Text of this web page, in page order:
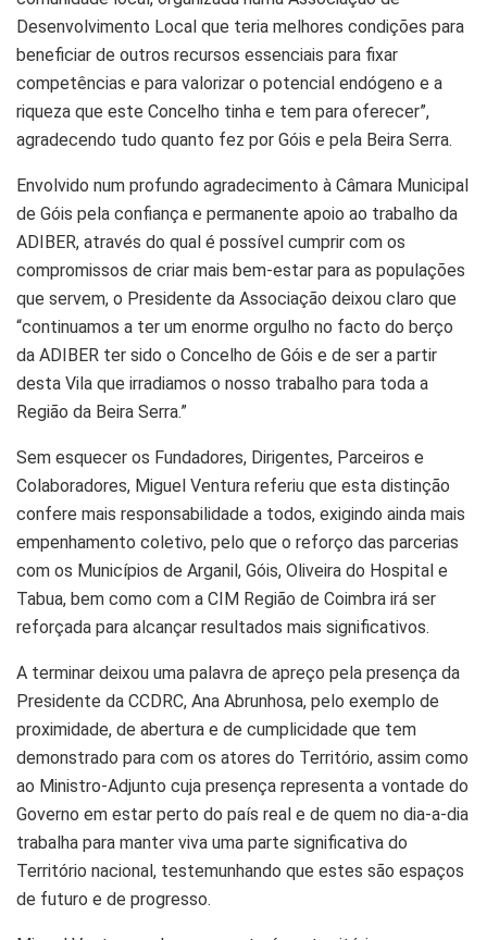
Desenvolvimento Local que teria melhores condições para
beneficiar de outros recursos essenciais para fixar
competências e para valorizar o potencial endógeno e a
riqueza que este Concelho tinha e tem para oferecer”,
agradecendo tudo quanto fez por Góis e pela Beira Serra.
Envolvido num profundo agradecimento à Câmara Municipal
de Góis pela confiança e permanente apoio ao trabalho da
ADIBER, através do qual é possível cumprir com os
compromissos de criar mais bem-estar para as populações
que servem, o Presidente da Associação deixou claro que
“continuamos a ter um enorme orgulho no facto do berço
da ADIBER ter sido o Concelho de Góis e de ser a partir
desta Vila que irradiamos o nosso trabalho para toda a
Região da Beira Serra.”
Sem esquecer os Fundadores, Dirigentes, Parceiros e
Colaboradores, Miguel Ventura referiu que esta distinção
confere mais responsabilidade a todos, exigindo ainda mais
empenhamento coletivo, pelo que o reforço das parcerias
com os Municípios de Arganil, Góis, Oliveira do Hospital e
Tabua, bem como com a CIM Região de Coimbra irá ser
reforçada para alcançar resultados mais significativos.
A terminar deixou uma palavra de apreço pela presença da
Presidente da CCDRC, Ana Abrunhosa, pelo exemplo de
proximidade, de abertura e de cumplicidade que tem
demonstrado para com os atores do Território, assim como
ao Ministro-Adjunto cuja presença representa a vontade do
Governo em estar perto do país real e de quem no dia-a-dia
trabalha para manter viva uma parte significativa do
Território nacional, testemunhando que estes são espaços
de futuro e de progresso.